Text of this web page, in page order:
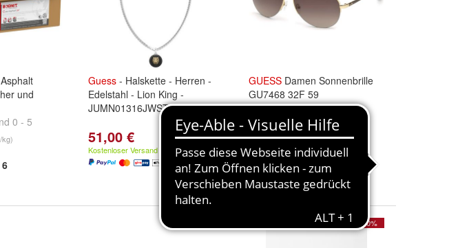
und
0 - 5
kg)
6
Guess - Halskette - Herren -
Edelstahl - Lion King -
JUMN01316JWSTYBT/U
51,00 €
Kostenloser Versand
GUESS Damen Sonnenbrille
GU7468 32F 59
47,00 €
Kostenloser Versand
1
- 10%